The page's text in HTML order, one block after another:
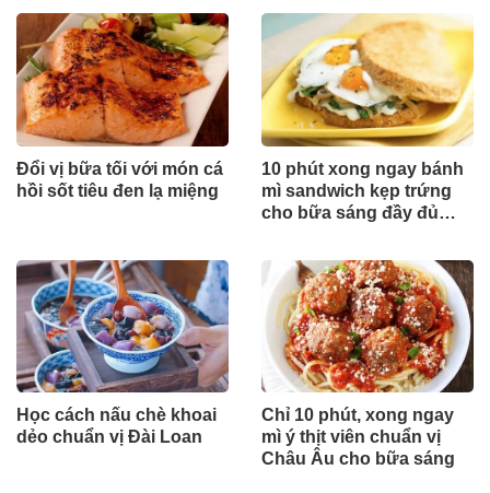
Đổi vị bữa tối với món cá
hồi sốt tiêu đen lạ miệng
10 phút xong ngay bánh
mì sandwich kẹp trứng
cho bữa sáng đầy đủ
Học cách nấu chè khoai
dẻo chuẩn vị Đài Loan
Chỉ 10 phút, xong ngay
mì ý thịt viên chuẩn vị
Châu Âu cho bữa sáng